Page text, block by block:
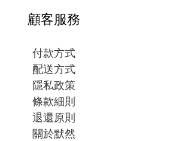
顧客服務
付款方式
配送方式
隱私政策
條款細則
退還原則
關於默然